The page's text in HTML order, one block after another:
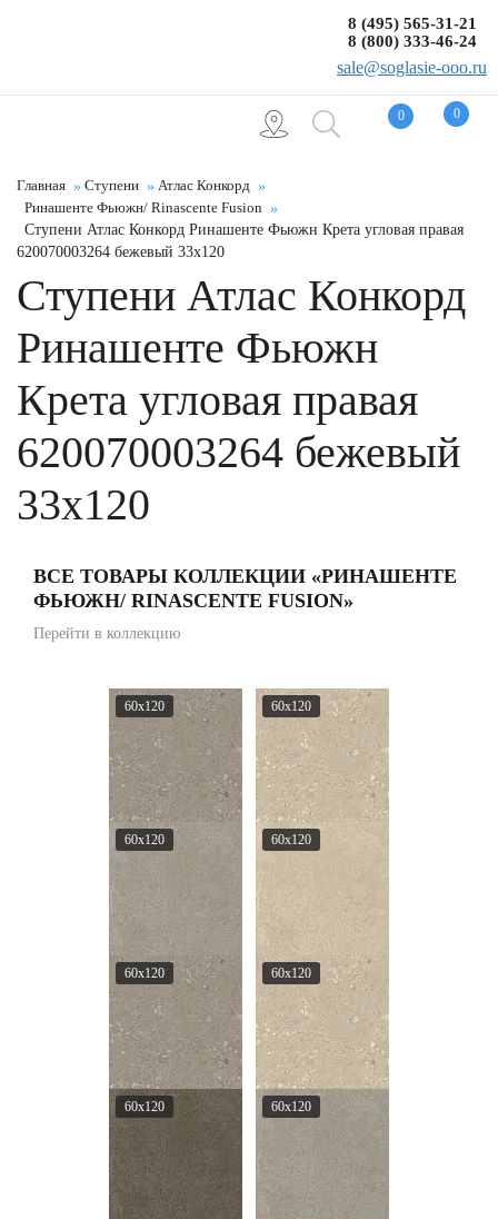
0 0
8 (495) 565-31-21
8 (800) 333-46-24
sale@soglasie-ooo.ru
Главная Ступени
Атлас Конкорд
Ринашенте Фьюжн/ Rinascente Fusion
Ступени Атлас Конкорд Ринашенте Фьюжн Крета угловая правая
620070003264 бежевый 33x120
Ступени Атлас Конкорд
Ринашенте Фьюжн
Крета угловая правая
620070003264 бежевый
33x120
ВСЕ ТОВАРЫ КОЛЛЕКЦИИ «РИНАШЕНТЕ
ФЬЮЖН/ RINASCENTE FUSION»
Перейти в коллекцию
60x120 60x120
60x120 60x120
60x120 60x120
60x120 60x120